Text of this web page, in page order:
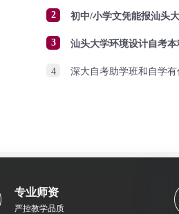
2
3 汕头大学环境设计自考
4 深大自考助学班和自学
专业师资
严控教学品质